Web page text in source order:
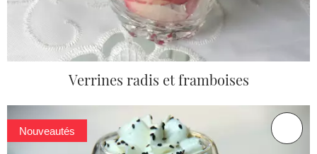
Verrines radis et framboises
Nouveautés